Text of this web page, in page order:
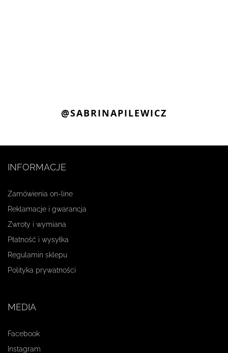
@SABRINAPILEWICZ
INFORMACJE
Zamówienia on-line
Reklamacje i gwarancja
Zwroty i wymiana
Płatność i wysyłka
Regulamin sklepu
Polityka prywatności
MEDIA
Facebook
Instagram